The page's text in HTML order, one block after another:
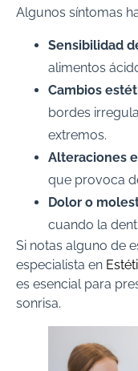
Algunos síntomas
Sensibilidad
alimentos
Cambios
bordes
extremos.
Alteraciones
que provoca
Dolor o
cuando la
Si notas alguno de
especialista en
es esencial para
sonrisa.